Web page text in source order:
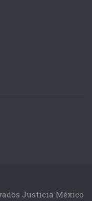
Justicia México